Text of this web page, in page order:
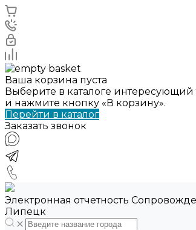
Ваша корзина пуста
Выберите в каталоге интересующий
и нажмите кнопку «В корзину».
Перейти в каталог
Заказать звонок
Электронная отчетность
Липецк